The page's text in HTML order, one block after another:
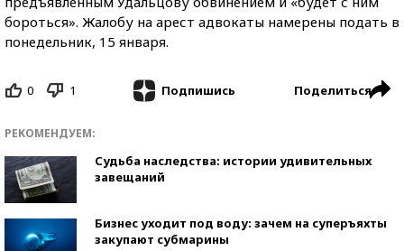
бороться». Жалобу на арест адвокаты намерены подать в
понедельник, 15 января.
0 1 Подпишись Поделиться
РЕКОМЕНДУЕМ:
Судьба наследства: истории удивительных
завещаний
Бизнес уходит под воду: зачем на суперъяхты
закупают субмарины